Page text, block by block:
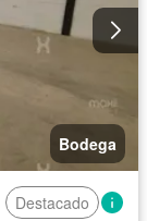
Bodega
Destacado